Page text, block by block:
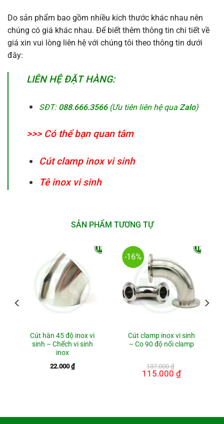
Do sản phẩm bao gồm nhiều kích thước khác nhau nên
chúng có giá khác nhau. Để biết thêm thông tin chi tiết về
giá xin vui lòng liên hệ với chúng tôi theo thông tin dưới
đây:
LIÊN HỆ ĐẶT HÀNG:
SĐT: 088.666.3566(Ưu tiên liên hệ qua Zalo)
>>> Có thể bạn quan tâm
Cút clamp inox vi sinh
Tê inox vi sinh
SẢN PHẨM TƯƠNG TỰ
Cút hàn 45 độ inox vi
sinh – Chếch vi sinh
inox
22.000₫
-16%
Cút clamp inox vi sinh
– Co 90 độ nối clamp
137.000₫
Giá
gốc
115.000₫Giá